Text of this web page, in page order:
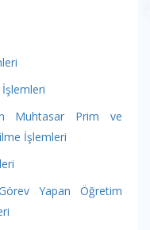
Muhtasar Prim ve
İşlemleri
Yapan Öğretim